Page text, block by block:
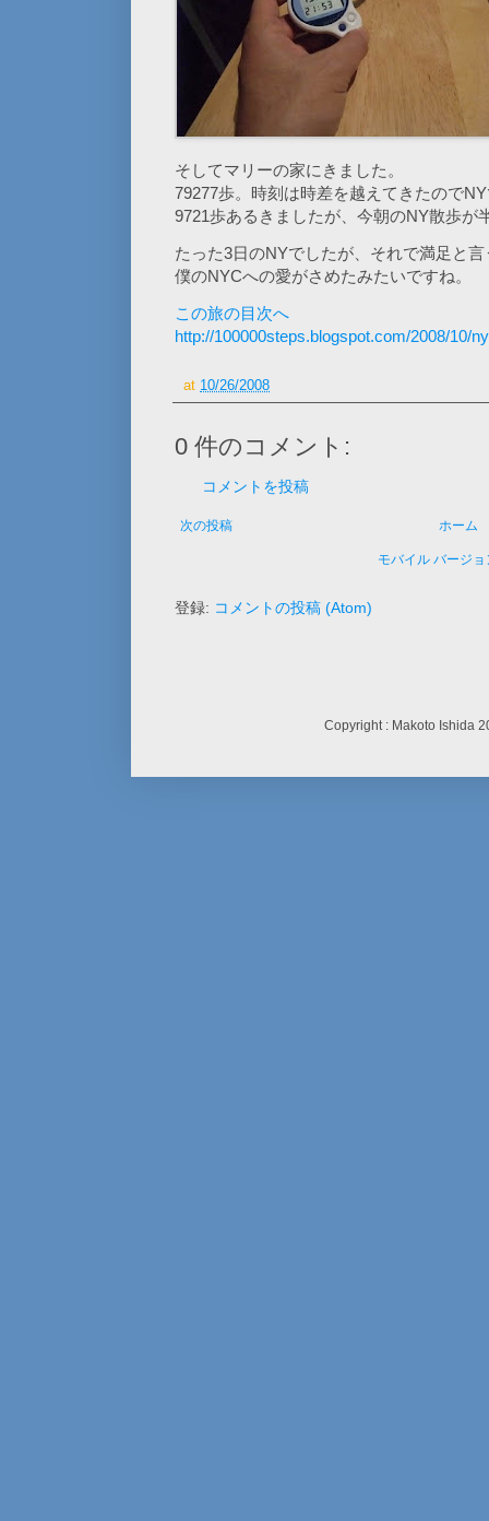
そしてマリーの家にきました。
79277歩。時刻は時差を越えてきたので
9721歩あるきましたが、今朝のNY散歩が
たった3日のNYでしたが、それで満足と
僕のNYCへの愛がさめたみたいですね。
この旅の目次へ
http://100000steps.blogspot.com/2008/10/
at 10/26/2008
0 件のコメント:
コメントを投稿
次の投稿 ホーム
モバイル バージ
登録: コメントの投稿 (Atom)
Copyright : Makoto Ishida